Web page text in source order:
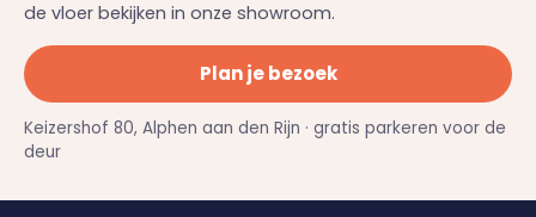
de vloer bekijken in onze showroom.
Plan je bezoek
Keizershof 80, Alphen aan den Rijn · gratis parkeren voor de
deur